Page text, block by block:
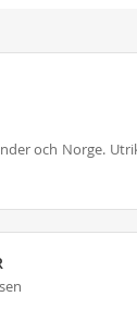
och Norge.